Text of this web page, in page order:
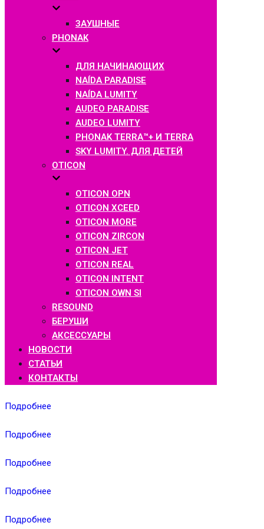
ЗАУШНЫЕ
PHONAK
ДЛЯ НАЧИНАЮЩИХ
NAÍDA PARADISE
NAÍDA LUMITY
AUDEO PARADISE
AUDEO LUMITY
PHONAK TERRA™+ И TERRA
SKY LUMITY. ДЛЯ ДЕТЕЙ
OTICON
OTICON OPN
OTICON XCEED
OTICON MORE
OTICON ZIRCON
OTICON JET
OTICON REAL
OTICON INTENT
OTICON OWN SI
RESOUND
БЕРУШИ
АКСЕССУАРЫ
НОВОСТИ
СТАТЬИ
КОНТАКТЫ
Подробнее
Подробнее
Подробнее
Подробнее
Подробнее